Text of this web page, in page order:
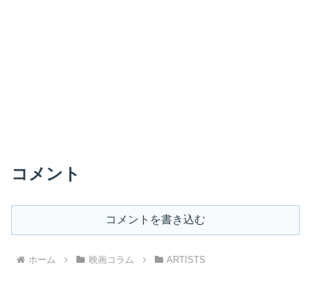
コメント
コメントを書き込む
ホーム 映画コラム ARTISTS